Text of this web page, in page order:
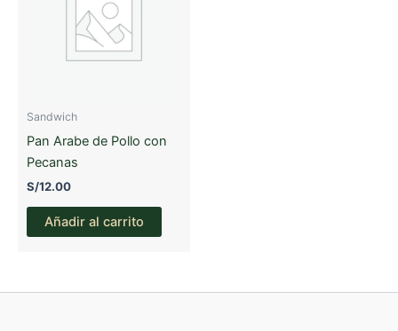
Sandwich
Pan Arabe de Pollo con
Pecanas
S/12.00
Añadir al carrito